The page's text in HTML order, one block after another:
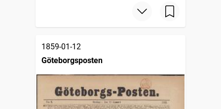
1859-01-12
Göteborgsposten